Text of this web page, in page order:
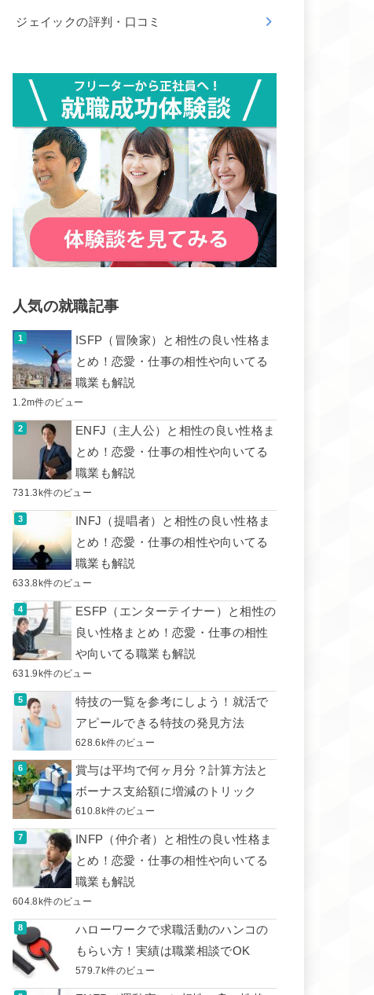
ジェイックの評判・口コミ
人気の就職記事
ISFP（冒険家）と相性の良い性格ま
とめ！恋愛・仕事の相性や向いてる
職業も解説
1.2m件のビュー
ENFJ（主人公）と相性の良い性格ま
とめ！恋愛・仕事の相性や向いてる
職業も解説
731.3k件のビュー
INFJ（提唱者）と相性の良い性格ま
とめ！恋愛・仕事の相性や向いてる
職業も解説
633.8k件のビュー
ESFP（エンターテイナー）と相性の
良い性格まとめ！恋愛・仕事の相性
や向いてる職業も解説
631.9k件のビュー
特技の一覧を参考にしよう！就活で
アピールできる特技の発見方法
628.6k件のビュー
賞与は平均で何ヶ月分？計算方法と
ボーナス支給額に増減のトリック
610.8k件のビュー
INFP（仲介者）と相性の良い性格ま
とめ！恋愛・仕事の相性や向いてる
職業も解説
604.8k件のビュー
ハローワークで求職活動のハンコの
もらい方！実績は職業相談でOK
579.7k件のビュー